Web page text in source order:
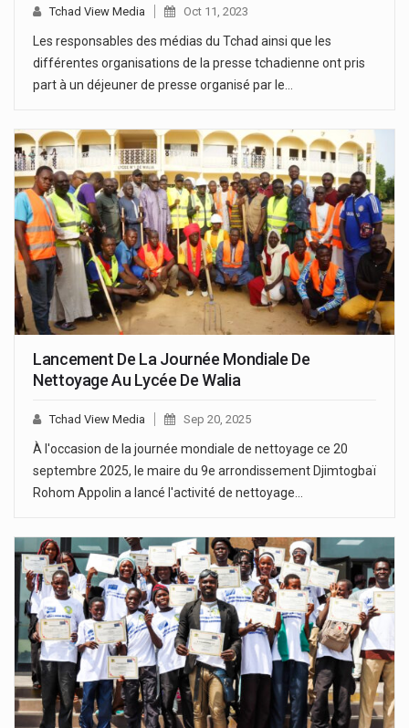
Tchad View Media Oct 11, 2023
Les responsables des médias du Tchad ainsi que les
différentes organisations de la presse tchadienne ont pris
part à un déjeuner de presse organisé par le…
Lancement De La Journée Mondiale De
Nettoyage Au Lycée De Walia
Tchad View Media Sep 20, 2025
À l'occasion de la journée mondiale de nettoyage ce 20
septembre 2025, le maire du 9e arrondissement Djimtogbaï
Rohom Appolin a lancé l'activité de nettoyage…